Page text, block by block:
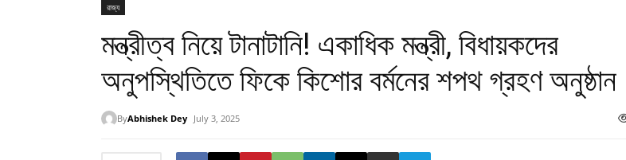
রাজ্য
মন্ত্রীত্ব নিয়ে টানাটানি! একাধিক মন্ত্রী, বিধায়কদের
অনুপস্থিতিতে ফিকে কিশোর বর্মনের শপথ গ্রহণ অনুষ্ঠান
ByAbhishek Dey July 3, 2025